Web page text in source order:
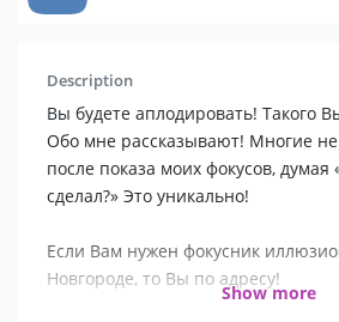
Description
Вы будете аплодировать! Такого
Обо мне рассказывают! Многие не
после показа моих фокусов, думая
сделал?» Это уникально!
Если Вам нужен фокусник
Новгороде, то Вы по адресу!
Show more